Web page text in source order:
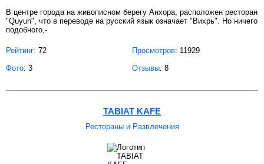
В центре города на живописном берегу Анхора, расположен ресторан
"Quyun", что в переводе на русский язык означает "Вихрь". Но ничего
подобного,-
Рейтинг: 72 Просмотров: 11929
Фото: 3 Отзывы: 8
TABIAT KAFE
Рестораны и Развлечения